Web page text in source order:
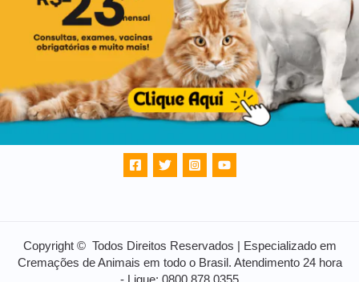
Copyright © Todos Direitos Reservados | Especializado em
Cremações de Animais em todo o Brasil. Atendimento 24 hora
- Ligue: 0800 878 0355